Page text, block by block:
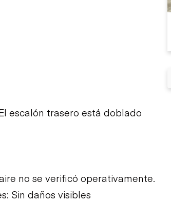
escalón trasero está doblado
no se verificó operativamente.
Sin daños visibles